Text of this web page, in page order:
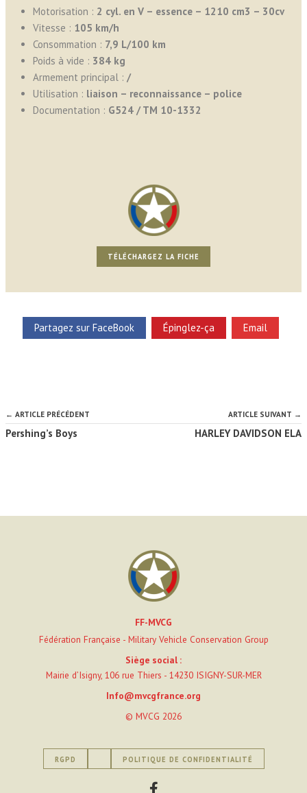
Motorisation : 2 cyl. en V – essence – 1210 cm3 – 30cv
Vitesse : 105 km/h
Consommation : 7,9 L/100 km
Poids à vide : 384 kg
Armement principal : /
Utilisation : liaison – reconnaissance – police
Documentation : G524 / TM 10-1332
TÉLÉCHARGEZ LA FICHE
Partagez sur FaceBook Épinglez-ça Email
← ARTICLE PRÉCÉDENT
Pershing’s Boys
ARTICLE SUIVANT →
HARLEY DAVIDSON ELA
FF-MVCG
Fédération Française - Military Vehicle Conservation Group
Siège social :
Mairie d’Isigny, 106 rue Thiers - 14230 ISIGNY-SUR-MER
Info@mvcgfrance.org
© MVCG 2026
RGPD POLITIQUE DE CONFIDENTIALITÉ